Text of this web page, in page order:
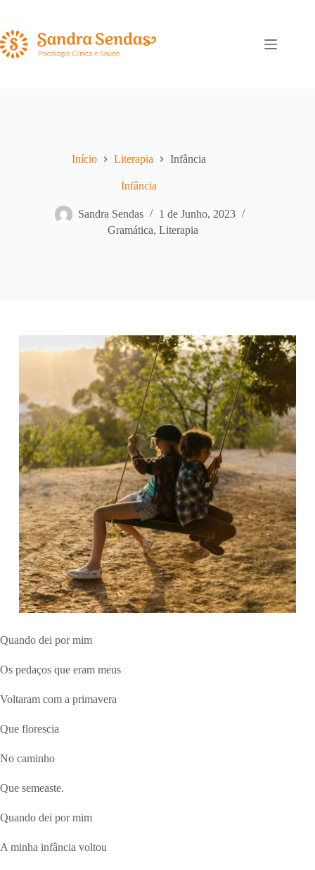
conteúdo
Início Literapia Infância
Infância
Sandra Sendas
1 de Junho, 2023
Gramática, Literapia
Quando dei por mim
Os pedaços que eram meus
Voltaram com a primavera
Que florescia
No caminho
Que semeaste.
Quando dei por mim
A minha infância voltou